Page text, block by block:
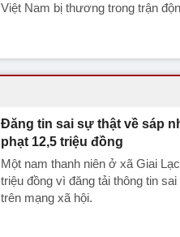
Việt Nam bị thương trong trận
Đăng tin sai sự thật về sáp
phạt 12,5 triệu đồng
Một nam thanh niên ở xã Giai
triệu đồng vì đăng tải thông tin
trên mạng xã hội.